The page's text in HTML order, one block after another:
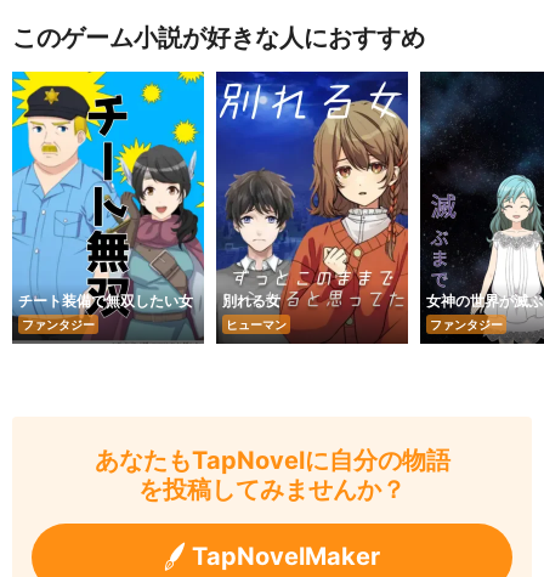
このゲーム小説が好きな人におすすめ
チート装備で無双したい女
ファンタジー
別れる女
ヒューマン
女神の世界が滅
ファンタジー
あなたもTapNovelに自分の物語
を投稿してみませんか？
TapNovelMaker